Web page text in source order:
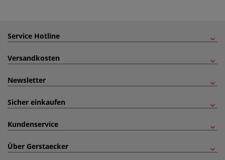
Service Hotline
Versandkosten
Newsletter
Sicher einkaufen
Kundenservice
Über Gerstaecker